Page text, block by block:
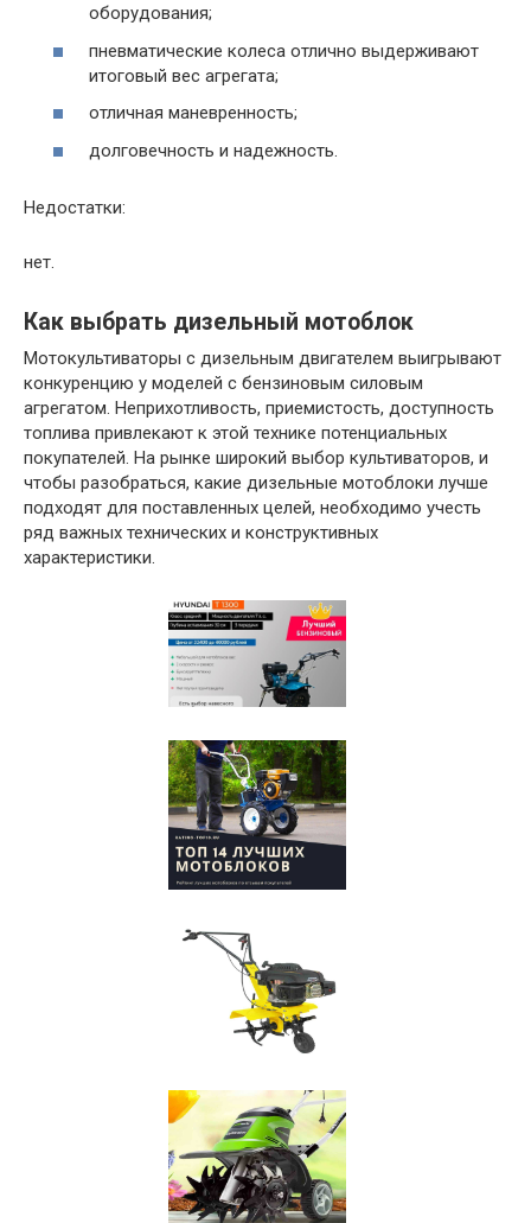
оборудования;
пневматические колеса отлично выдерживают
итоговый вес агрегата;
отличная маневренность;
долговечность и надежность.
Недостатки:
нет.
Как выбрать дизельный мотоблок
Мотокультиваторы с дизельным двигателем выигрывают
конкуренцию у моделей с бензиновым силовым
агрегатом. Неприхотливость, приемистость, доступность
топлива привлекают к этой технике потенциальных
покупателей. На рынке широкий выбор культиваторов, и
чтобы разобраться, какие дизельные мотоблоки лучше
подходят для поставленных целей, необходимо учесть
ряд важных технических и конструктивных
характеристики.